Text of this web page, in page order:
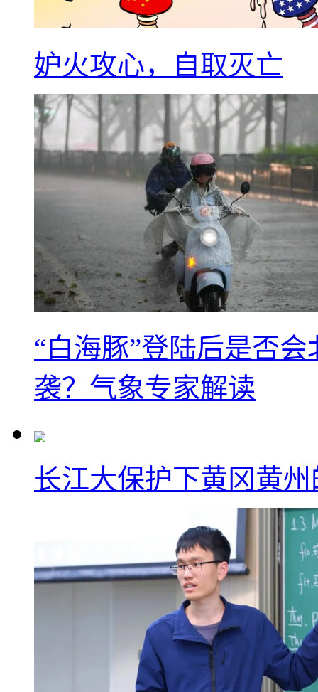
妒火攻心，自取灭亡
“白海豚”登陆后是否
袭？气象专家解读
长江大保护下黄冈黄